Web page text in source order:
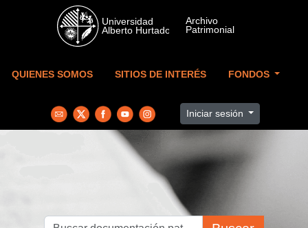
Skip to main content
QUIENES SOMOS SITIOS DE INTERÉS FONDOS
Iniciar sesión